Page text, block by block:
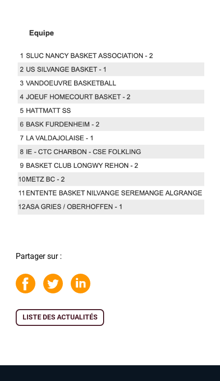
Partager sur :
LISTE DES ACTUALITÉS